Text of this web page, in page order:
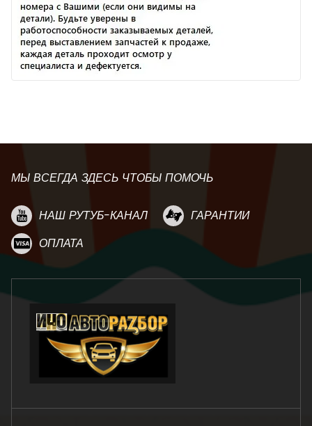
МЫ ВСЕГДА ЗДЕСЬ ЧТОБЫ ПОМОЧЬ
НАШ РУТУБ-КАНАЛ
ГАРАНТИИ
ОПЛАТА